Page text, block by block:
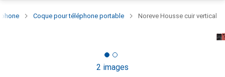
Coque pour téléphone portable Noreve Housse cuir vertical
2 images